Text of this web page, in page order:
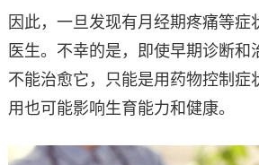
因此，一旦发现有月经期疼痛等症
医生。不幸的是，即使早期诊断和
不能治愈它，只能是用药物控制症
用也可能影响生育能力和健康。